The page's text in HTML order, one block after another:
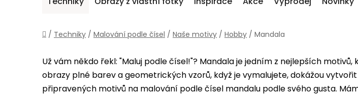
Domů
/ Techniky / Malování podle čísel / Naše motivy / Hobby / Mandala
Už vám někdo řekl: "Maluj podle čísel!"? Mandala je jedním z nejlepších
obrazy plné barev a geometrických vzorů, když je vymalujete, dokážou
připravených motivů na malování podle čísel mandalu podle svého gusta.